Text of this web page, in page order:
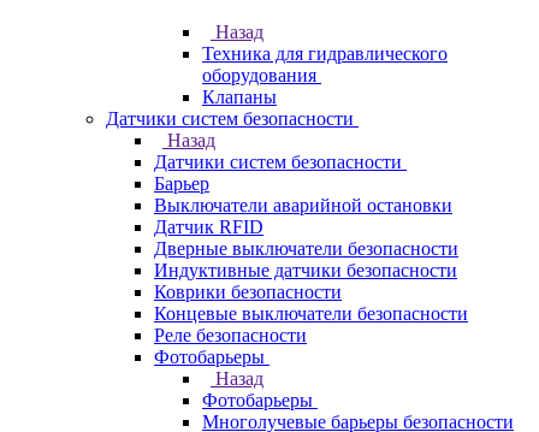
Назад
Техника для гидравлического
оборудования
Клапаны
Датчики систем безопасности
Назад
Датчики систем безопасности
Барьер
Выключатели аварийной остановки
Датчик RFID
Дверные выключатели безопасности
Индуктивные датчики безопасности
Коврики безопасности
Концевые выключатели безопасности
Реле безопасности
Фотобарьеры
Назад
Фотобарьеры
Многолучевые барьеры безопасности